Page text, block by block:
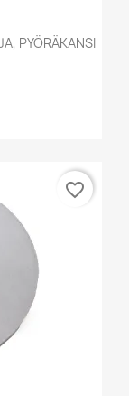
PYÖRÄKANSI
favorite_border